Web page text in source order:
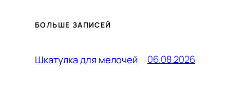
БОЛЬШЕ ЗАПИСЕЙ
Шкатулка для мелочей 06.08.2026